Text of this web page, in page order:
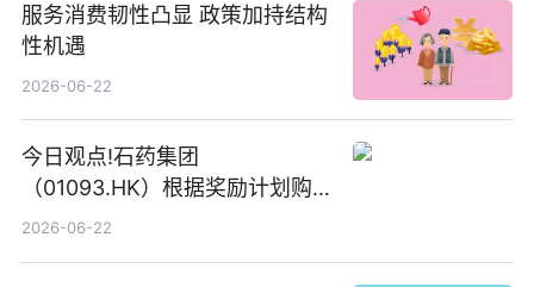
服务消费韧性凸显 政策加持结构
性机遇
2026-06-22
今日观点!石药集团
（01093.HK）根据奖励计划购
回580万股
2026-06-22